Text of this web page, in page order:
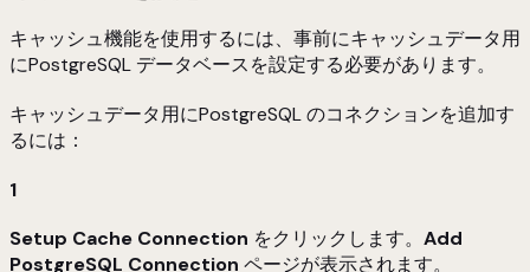
キャッシュ機能を使用するには、事前にキャッシュデータ用
にPostgreSQL データベースを設定する必要があります。
キャッシュデータ用にPostgreSQL のコネクションを追加す
るには：
1
Setup Cache Connection をクリックします。 Add
PostgreSQL Connection ページが表示されます。